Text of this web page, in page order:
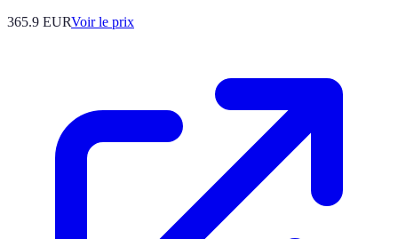
365.9 EURVoir le prix